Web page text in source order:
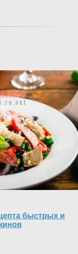
быстрых и